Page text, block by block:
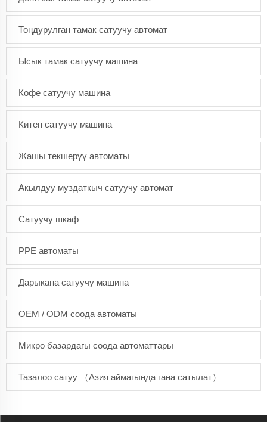
Тоңдурулган тамак сатуучу автомат
Ысык тамак сатуучу машина
Кофе сатуучу машина
Китеп сатуучу машина
Жашы текшерүү автоматы
Акылдуу муздаткыч сатуучу автомат
Сатуучу шкаф
PPE автоматы
Дарыкана сатуучу машина
OEM / ODM соода автоматы
Микро базардагы соода автоматтары
Тазалоо сатуу （Азия аймагында гана сатылат）